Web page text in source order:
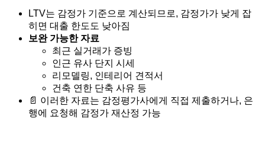
LTV는 감정가 기준으로 계산되므로, 감정가가 낮게 잡
히면 대출 한도도 낮아짐
보완 가능한 자료
최근 실거래가 증빙
인근 유사 단지 시세
리모델링, 인테리어 견적서
건축 연한 단축 사유 등
📄 이러한 자료는 감정평가사에게 직접 제출하거나, 은
행에 요청해 감정가 재산정 가능